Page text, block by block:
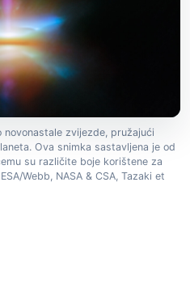
zvijezde, pružajući
Ova snimka sastavljena je od
su različite boje korištene za
Webb, NASA & CSA, Tazaki et